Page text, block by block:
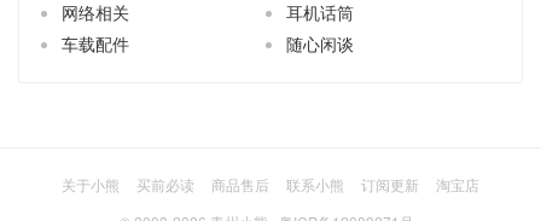
网络相关
耳机话筒
车载配件
随心闲谈
关于小熊 买前必读 商品售后 联系小熊 订阅更新
淘宝店